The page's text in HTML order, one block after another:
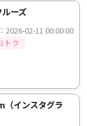
ーズ
2026-02-11 00:00:00
トク
インスタグラ